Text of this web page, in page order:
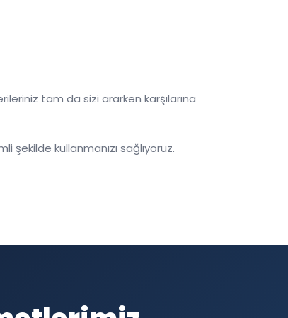
tam da sizi ararken karşılarına
kullanmanızı sağlıyoruz.